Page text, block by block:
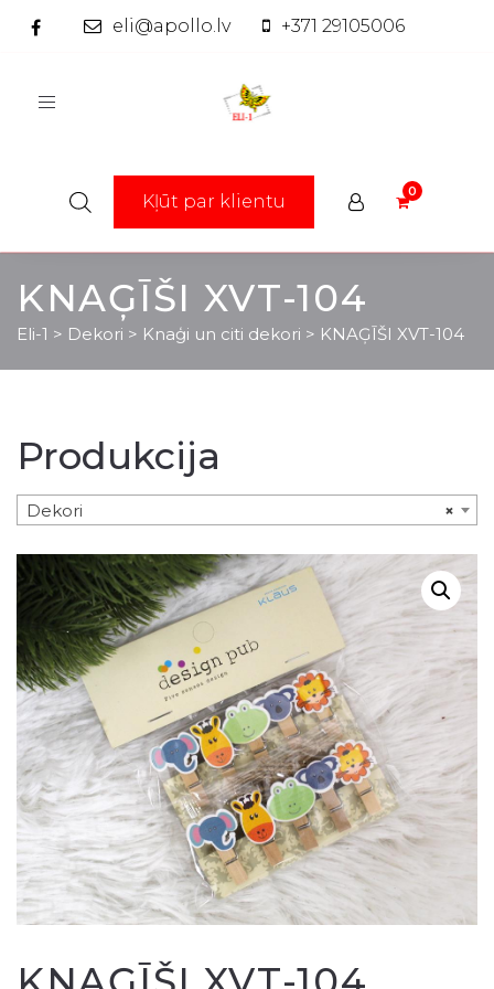
eli@apollo.lv +371 29105006
Toggle
Kļūt par klientu
KNAĢĪŠI XVT-104
Eli-1 > Dekori > Knaģi un citi dekori > KNAĢĪŠI XVT-104
Produkcija
×
Dekori